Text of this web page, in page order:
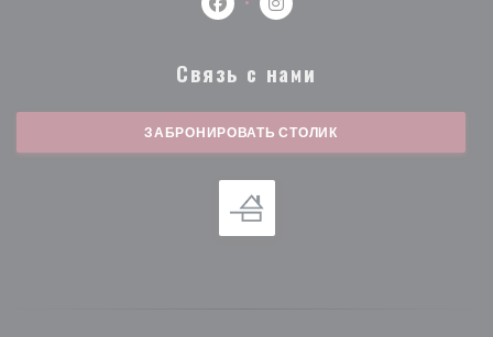
Facebook ((открывается в новом
Instagram ((открывается в
Связь с нами
ЗАБРОНИРОВАТЬ СТОЛИК